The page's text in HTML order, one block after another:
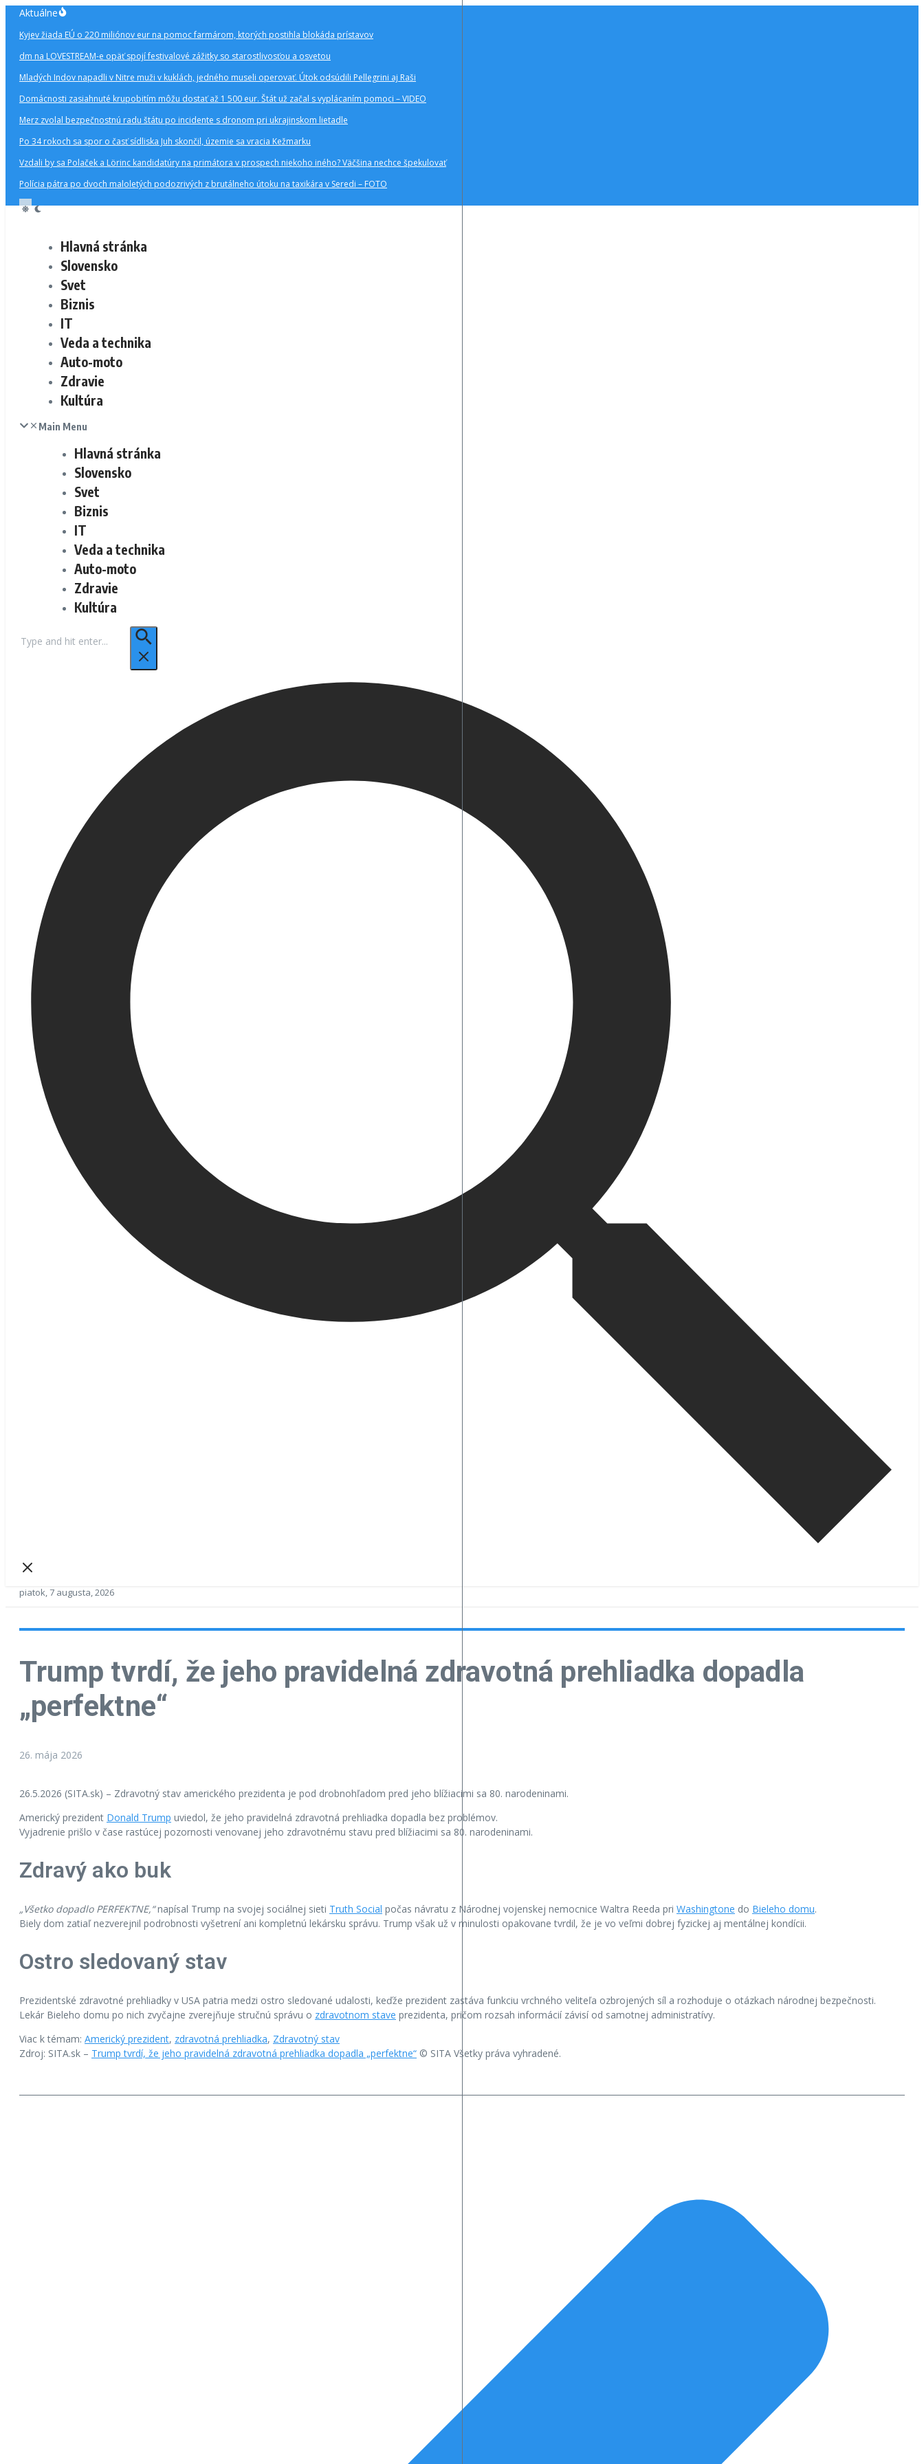
Preskočiť
obsah
Aktuálne
Kyjev žiada EÚ o 220 miliónov eur na pomoc farmárom, ktorých postihla blokáda prístavov
dm na LOVESTREAM-e opäť spojí festivalové zážitky so starostlivosťou a osvetou
Mladých Indov napadli v Nitre muži v kuklách, jedného museli operovať. Útok odsúdili Pellegrini aj Raši
Domácnosti zasiahnuté krupobitím môžu dostať až 1 500 eur. Štát už začal s vyplácaním pomoci – VIDEO
Merz zvolal bezpečnostnú radu štátu po incidente s dronom pri ukrajinskom lietadle
Po 34 rokoch sa spor o časť sídliska Juh skončil, územie sa vracia Kežmarku
Vzdali by sa Polaček a Lörinc kandidatúry na primátora v prospech niekoho iného? Väčšina nechce špekulovať
Polícia pátra po dvoch maloletých podozrivých z brutálneho útoku na taxikára v Seredi – FOTO
Hlavná stránka
Slovensko
Svet
Biznis
IT
Veda a technika
Auto-moto
Zdravie
Kultúra
Main Menu
Hlavná stránka
Slovensko
Svet
Biznis
IT
Veda a technika
Auto-moto
Zdravie
Kultúra
piatok, 7 augusta, 2026
Trump tvrdí, že jeho pravidelná zdravotná prehliadka dopadla
„perfektne“
26. mája 2026
26.5.2026 (SITA.sk) – Zdravotný stav amerického prezidenta je pod drobnohľadom pred jeho blížiacimi sa 80. narodeninami.
Americký prezident Donald Trump uviedol, že jeho pravidelná zdravotná prehliadka dopadla bez problémov.
Vyjadrenie prišlo v čase rastúcej pozornosti venovanej jeho zdravotnému stavu pred blížiacimi sa 80. narodeninami.
Zdravý ako buk
„Všetko dopadlo PERFEKTNE,“napísal Trump na svojej sociálnej sieti Truth Social počas návratu z Národnej vojenskej nemocnice Waltra Reeda pri Washingtone do Bieleho domu.
Biely dom zatiaľ nezverejnil podrobnosti vyšetrení ani kompletnú lekársku správu. Trump však už v minulosti opakovane tvrdil, že je vo veľmi dobrej fyzickej aj mentálnej kondícii.
Ostro sledovaný stav
Prezidentské zdravotné prehliadky v USA patria medzi ostro sledované udalosti, keďže prezident zastáva funkciu vrchného veliteľa ozbrojených síl a rozhoduje o otázkach národnej bezpečnosti.
Lekár Bieleho domu po nich zvyčajne zverejňuje stručnú správu o zdravotnom stave prezidenta, pričom rozsah informácií závisí od samotnej administratívy.
Viac k témam: Americký prezident, zdravotná prehliadka, Zdravotný stav
Zdroj: SITA.sk – Trump tvrdí, že jeho pravidelná zdravotná prehliadka dopadla „perfektne“ © SITA Všetky práva vyhradené.